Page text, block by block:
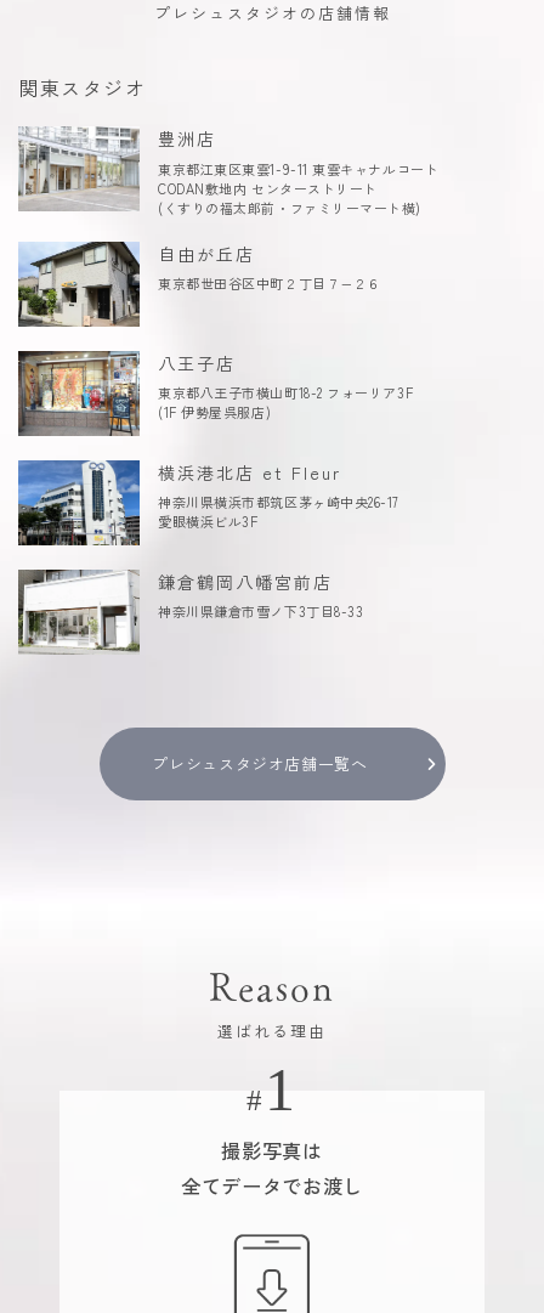
プレシュスタジオの店舗情報
関東スタジオ
豊洲店
東京都江東区東雲1-9-11 東雲キャナルコート
CODAN敷地内 センターストリート
(くすりの福太郎前・ファミリーマート横)
自由が丘店
東京都世田谷区中町２丁目７−２６
八王子店
東京都八王子市横山町18-2 フォーリア3F
(1F 伊勢屋呉服店)
横浜港北店 et Fleur
神奈川県横浜市都筑区茅ヶ崎中央26-17
愛眼横浜ビル3F
鎌倉鶴岡八幡宮前店
神奈川県鎌倉市雪ノ下3丁目8-33
プレシュスタジオ店舗一覧へ
Reason
選ばれる理由
撮影写真は
全てデータでお渡し